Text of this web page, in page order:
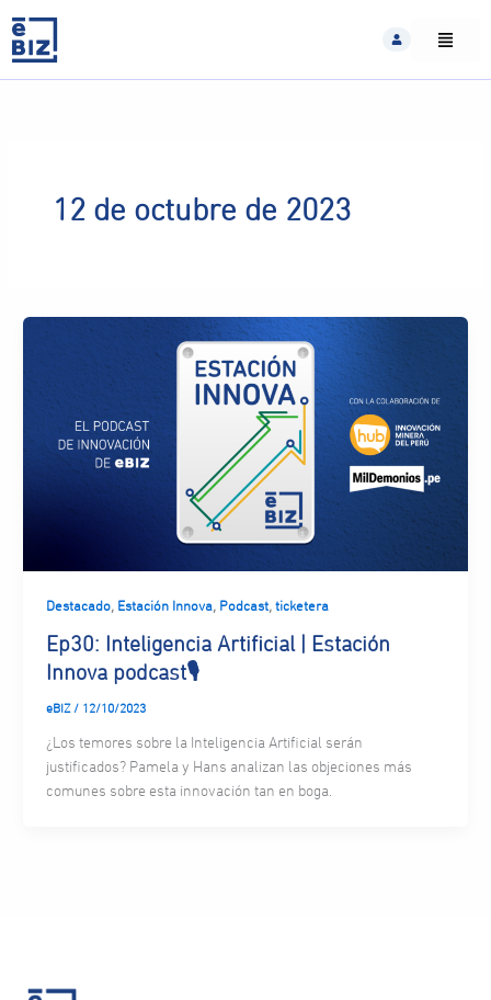
content
12 de octubre de 2023
Destacado, Estación Innova, Podcast, ticketera
Ep30: Inteligencia Artificial | Estación
Innova podcast🎙
eBIZ / 12/10/2023
¿Los temores sobre la Inteligencia Artificial serán
justificados? Pamela y Hans analizan las objeciones más
comunes sobre esta innovación tan en boga.